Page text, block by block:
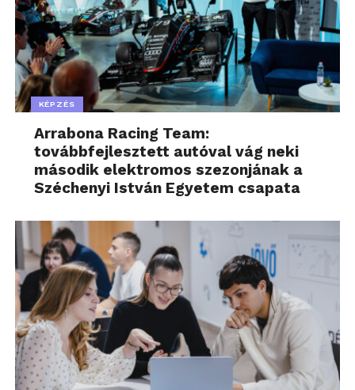
KÉPZÉS
Arrabona Racing Team:
továbbfejlesztett autóval vág neki
második elektromos szezonjának a
Széchenyi István Egyetem csapata